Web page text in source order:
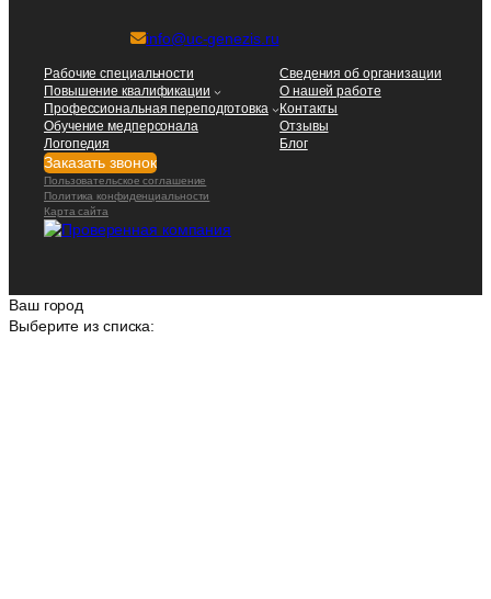
info@uc-genezis.ru
Рабочие специальности
Повышение квалификации
Профессиональная переподготовка
Обучение медперсонала
Логопедия
Сведения об организации
О нашей работе
Контакты
Отзывы
Блог
Заказать звонок
Пользовательское соглашение
Политика конфиденциальности
Карта сайта
Ваш город
Выберите из списка: